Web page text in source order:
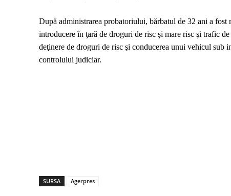
După administrarea probatoriului, bărbatul de 32 ani a
introducere în ţară de droguri de risc şi mare risc şi trafic
deţinere de droguri de risc şi conducerea unui vehicul sub
controlului judiciar.
SURSA Agerpres